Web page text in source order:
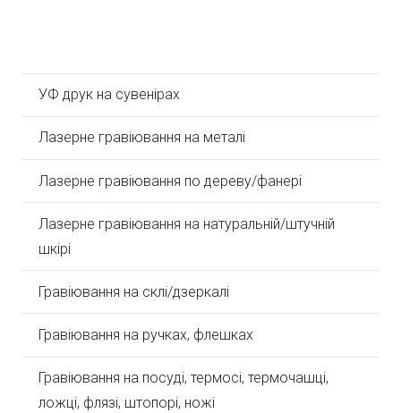
УФ друк на сувенірах
Лазерне гравіювання на металі
Лазерне гравіювання по дереву/фанері
Лазерне гравіювання на натуральній/штучній
шкірі
Гравіювання на склі/дзеркалі
Гравіювання на ручках, флешках
Гравіювання на посуді, термосі, термочашці,
ложці, флязі, штопорі, ножі